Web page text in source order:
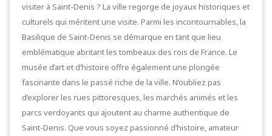
visiter à Saint-Denis ? La ville regorge de joyaux historiques et
culturels qui méritent une visite. Parmi les incontournables, la
Basilique de Saint-Denis se démarque en tant que lieu
emblématique abritant les tombeaux des rois de France. Le
musée d’art et d’histoire offre également une plongée
fascinante dans le passé riche de la ville. N’oubliez pas
d’explorer les rues pittoresques, les marchés animés et les
parcs verdoyants qui ajoutent au charme authentique de
Saint-Denis. Que vous soyez passionné d’histoire, amateur